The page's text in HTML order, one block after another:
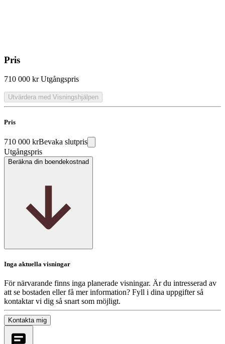
Pris
710 000 kr Utgångspris
Utvärdera med Visningshjälpen
Pris
710 000 krBevaka slutpris
Utgångspris
Beräkna din boendekostnad
Inga aktuella visningar
För närvarande finns inga planerade visningar. Är du intresserad av
att se bostaden eller få mer information? Fyll i dina uppgifter så
kontaktar vi dig så snart som möjligt.
Kontakta mig